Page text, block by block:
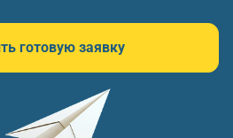
готовую заявку